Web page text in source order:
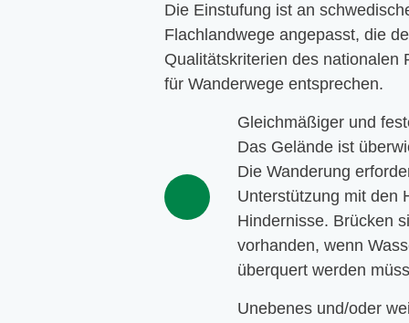
Die Einstufung ist an
Flachlandwege angepasst, die
Qualitätskriterien des nationalen
für Wanderwege entsprechen.
Gleichmäßiger und
Das Gelände ist
Die Wanderung
Unterstützung mit den
Hindernisse. Brücken
vorhanden, wenn
überquert werden
Unebenes und/oder